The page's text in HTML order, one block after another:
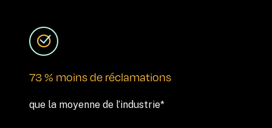
73 % moins de réclamations
que la moyenne de l’industrie*